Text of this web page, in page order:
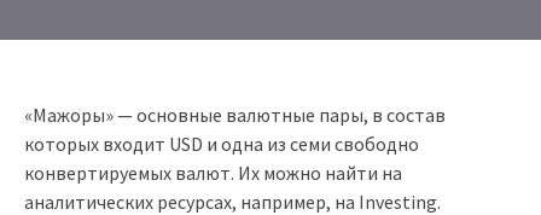
«‎Мажоры»‎ — основные валютные пары, в состав
которых входит USD и одна из семи свободно
конвертируемых валют. Их можно найти на
аналитических ресурсах, например, на Investing.